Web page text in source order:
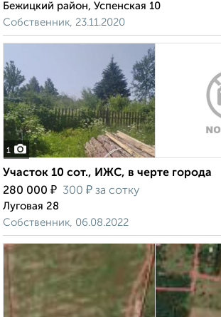
Бежицкий район, Успенская 10
Собственник, 23.11.2020
1
Участок 10 сот., ИЖС, в черте города
280 000 ₽ 300 ₽ за сотку
Луговая 28
Собственник, 06.08.2022